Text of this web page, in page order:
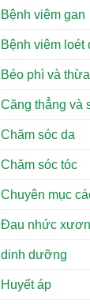
Bệnh viêm gan
Bệnh viêm loét
Béo phì và
Căng thẳng và
Chăm sóc da
Chăm sóc tóc
Chuyên mục
Đau nhức
dinh dưỡng
Huyết áp